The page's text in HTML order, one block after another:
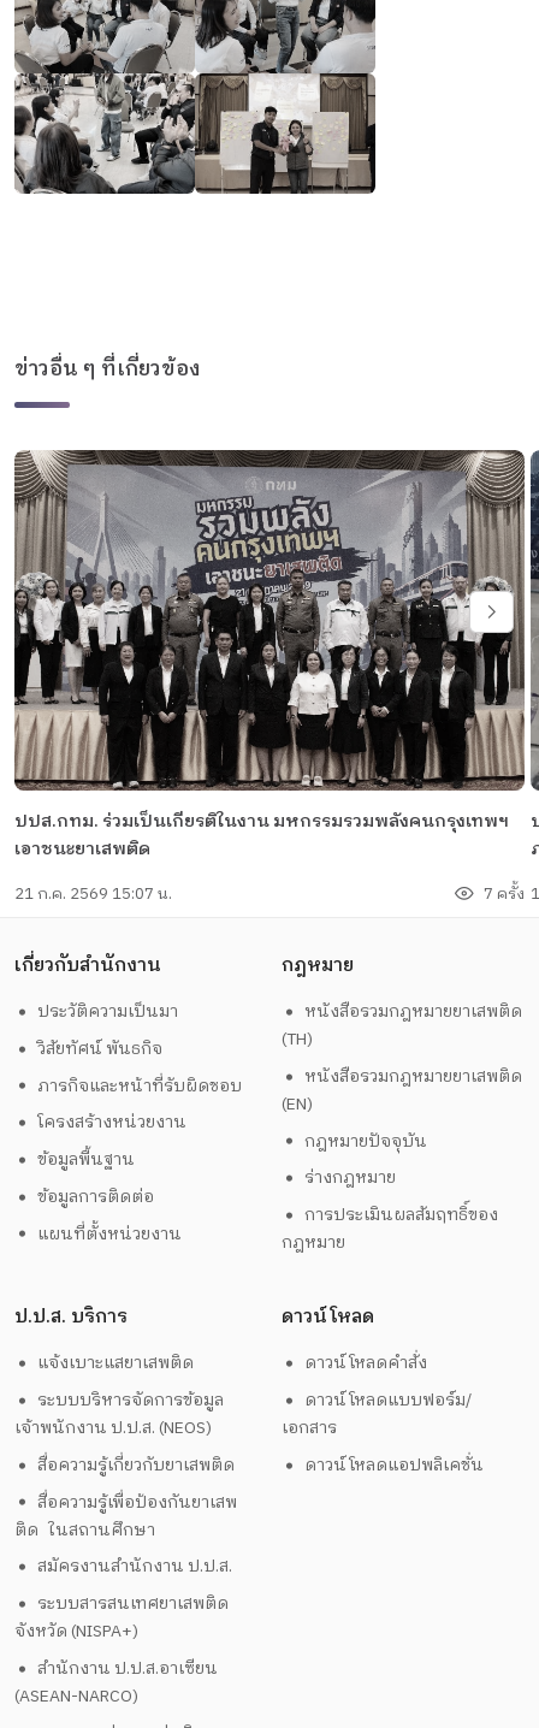
ข่าวอื่น ๆ ที่เกี่ยวข้อง
ปปส.กทม. ร่วมเป็นเกียรติในงาน มหกรรมรวมพลังคนกรุงเทพฯ
เอาชนะยาเสพติด
21 ก.ค. 2569 15:07 น. 7 ครั้ง
เกี่ยวกับสำนักงาน
ประวัติความเป็นมา
วิสัยทัศน์ พันธกิจ
ภารกิจและหน้าที่รับผิดชอบ
โครงสร้างหน่วยงาน
ข้อมูลพื้นฐาน
ข้อมูลการติดต่อ
แผนที่ตั้งหน่วยงาน
กฎหมาย
หนังสือรวมกฎหมายยาเสพติด
(TH)
หนังสือรวมกฎหมายยาเสพติด
(EN)
กฎหมายปัจจุบัน
ร่างกฎหมาย
การประเมินผลสัมฤทธิ์ของ
กฎหมาย
ป.ป.ส. บริการ
แจ้งเบาะแสยาเสพติด
ระบบบริหารจัดการข้อมูล
เจ้าพนักงาน ป.ป.ส. (NEOS)
สื่อความรู้เกี่ยวกับยาเสพติด
สื่อความรู้เพื่อป้องกันยาเสพ
ติด ในสถานศึกษา
สมัครงานสำนักงาน ป.ป.ส.
ระบบสารสนเทศยาเสพติด
จังหวัด (NISPA+)
สำนักงาน ป.ป.ส.อาเซียน
(ASEAN-NARCO)
ดาวน์โหลด
ดาวน์โหลดคำสั่ง
ดาวน์โหลดแบบฟอร์ม/
เอกสาร
ดาวน์โหลดแอปพลิเคชั่น